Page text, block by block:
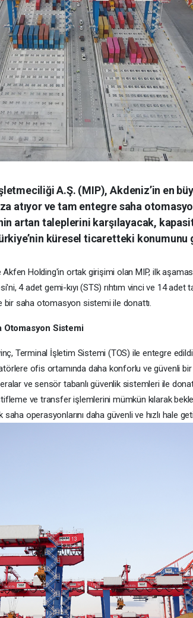
A.Ş. (MIP), Akdeniz’in en
atıyor ve tam entegre saha
artan taleplerini karşılayacak,
küresel ticaretteki konumunu
Holding'in ortak girişimi olan MIP, ilk
4 adet gemi-kıyı (STS) rıhtım vinci ve 14 adet
saha otomasyon sistemi ile donattı.
Otomasyon Sistemi
Terminal İşletim Sistemi (TOS) ile entegre
ofis ortamında daha konforlu ve güvenli bir
ve sensör tabanlı güvenlik sistemleri ile
ve transfer işlemlerini mümkün kılarak
operasyonlarını daha güvenli ve hızlı hale